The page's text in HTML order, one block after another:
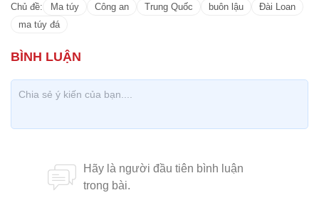
Chủ đề: Ma túy Công an Trung Quốc buôn lậu
Đài Loan
ma túy đá